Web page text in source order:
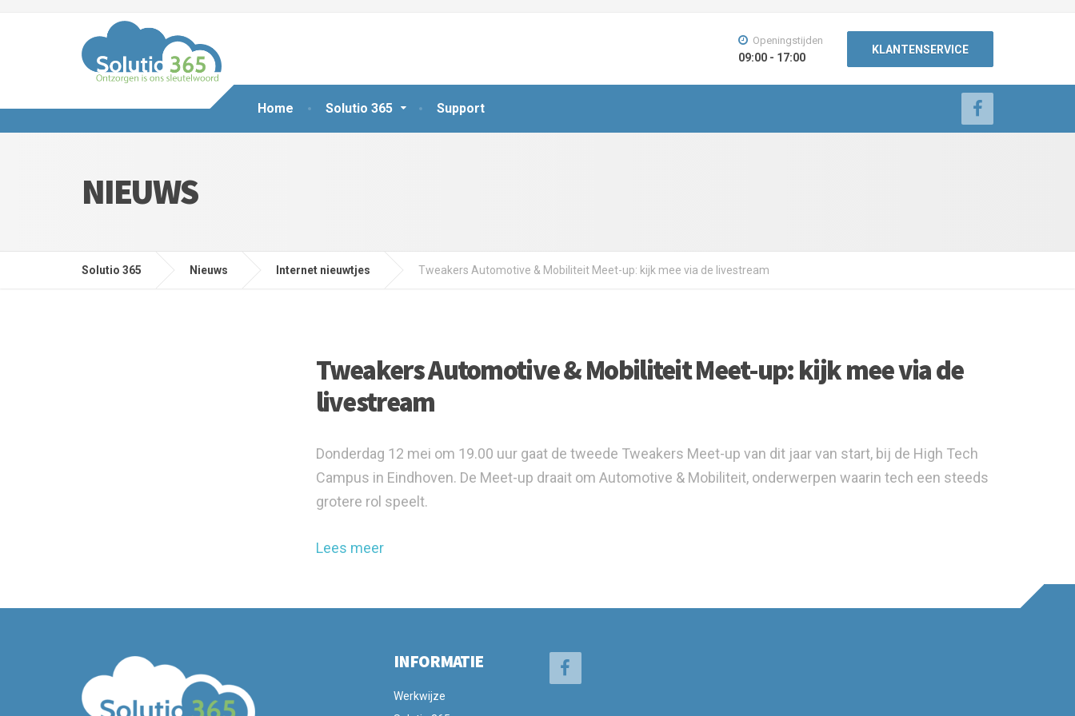
Home Solutio 365 Support
Openingstijden
09:00 - 17:00
KLANTENSERVICE
NIEUWS
Solutio 365 Nieuws Internet nieuwtjes Tweakers Automotive & Mobiliteit Meet-up: kijk mee via de livestream
Tweakers Automotive & Mobiliteit Meet-up: kijk mee via de
livestream
Donderdag 12 mei om 19.00 uur gaat de tweede Tweakers Meet-up van dit jaar van start, bij de High Tech
Campus in Eindhoven. De Meet-up draait om Automotive & Mobiliteit, onderwerpen waarin tech een steeds
grotere rol speelt.
Lees meer
INFORMATIE
Werkwijze